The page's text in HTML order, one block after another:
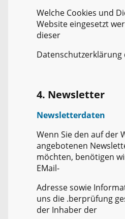
Welche Cookies und
Website eingesetzt
dieser
Datenschutzerklärung
4. Newsletter
Newsletterdaten
Wenn Sie den auf der
angebotenen
möchten, benötigen
EMail-
Adresse sowie
uns die .berprüfung
der Inhaber der